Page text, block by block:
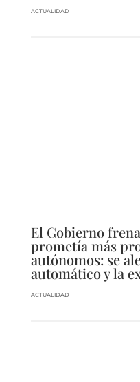
ACTUALIDAD
El Gobierno
prometía más
autónomos: se
automático y la
ACTUALIDAD